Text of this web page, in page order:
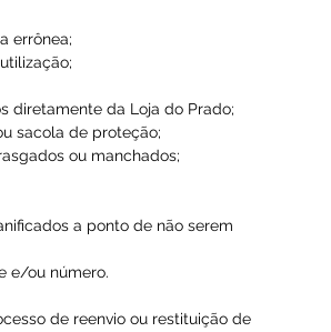
errônea;
diretamente da Loja do Prado;
sacola de proteção;
ou manchados;
a ponto de não serem
e/ou número.
de reenvio ou restituição de